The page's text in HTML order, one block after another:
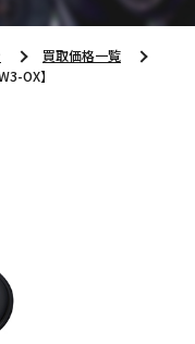
買取価格一覧
OX】